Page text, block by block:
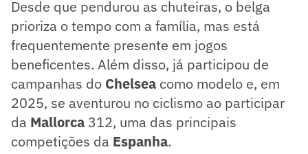
Desde que pendurou as chuteiras, o belga
prioriza o tempo com a família, mas está
frequentemente presente em jogos
beneficentes. Além disso, já participou de
campanhas do Chelsea como modelo e, em
2025, se aventurou no ciclismo ao participar
da Mallorca 312, uma das principais
competições da Espanha.